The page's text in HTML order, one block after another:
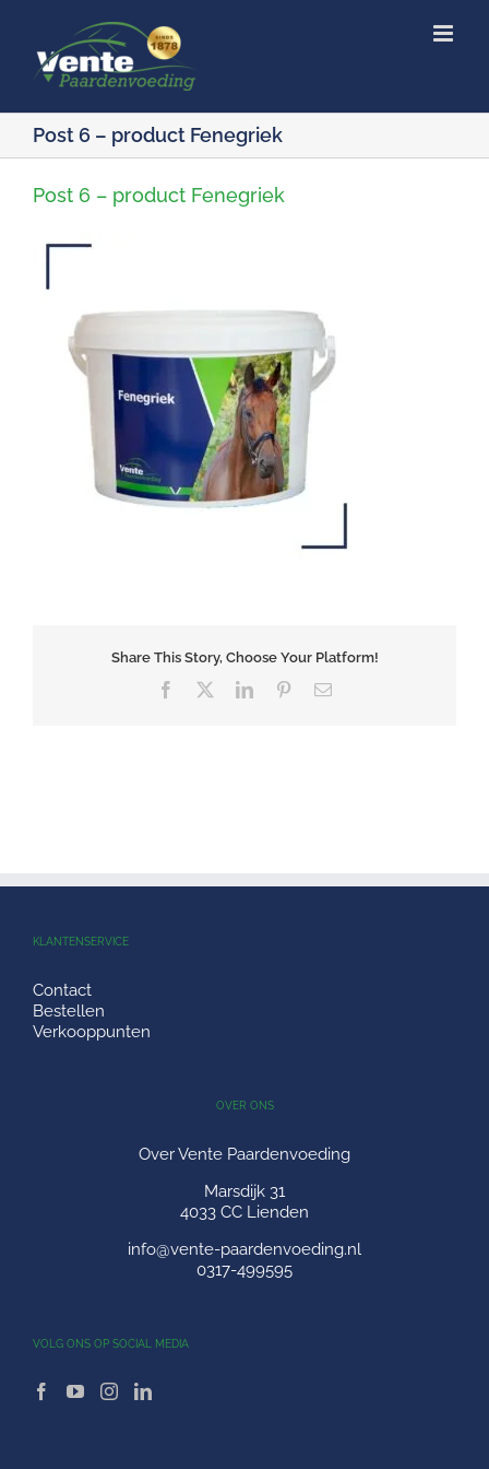
inhoud
Post 6 – product Fenegriek
Post 6 – product Fenegriek
Share This Story, Choose Your Platform!
Facebook LinkedInPinterest
E-
KLANTENSERVICE
Contact
Bestellen
Verkooppunten
OVER ONS
Over Vente Paardenvoeding
Marsdijk 31
4033 CC Lienden
info@vente-paardenvoeding.nl
0317-499595
VOLG ONS OP SOCIAL MEDIA